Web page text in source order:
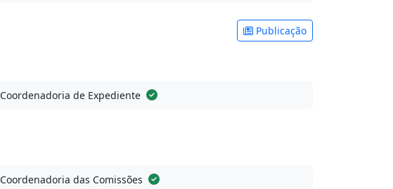
Publicação
Coordenadoria de Expediente
Coordenadoria das Comissões